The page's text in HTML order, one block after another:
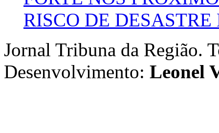
RISCO DE
Jornal Tribuna da Região.
Desenvolvimento: Leonel